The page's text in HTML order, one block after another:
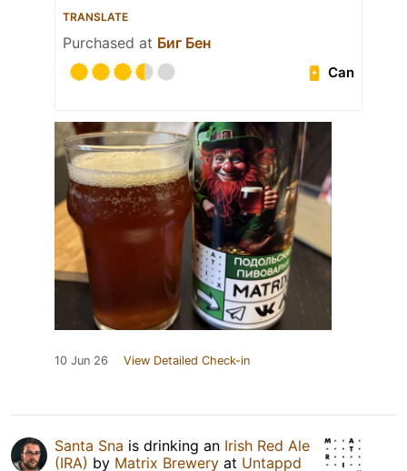
TRANSLATE
Purchased at Биг Бен
Can
10 Jun 26 View Detailed Check-in
Santa Sna is drinking an Irish Red Ale
(IRA) by Matrix Brewery at Untappd